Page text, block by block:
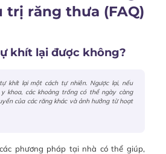
trị răng thưa (FAQ)
khít lại được không?
khít lại một cách tự nhiên. Ngược lại, nếu
khoa, các khoảng trống có thể ngày càng
của các răng khác và ảnh hưởng từ hoạt
phương pháp tại nhà có thể giúp,